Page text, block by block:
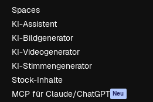
Spaces
KI-Assistent
KI-Bildgenerator
KI-Videogenerator
KI-Stimmengenerator
Stock-Inhalte
MCP für Claude/ChatGPT Neu